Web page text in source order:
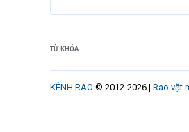
TỪ KHÓA
KÊNH RAO © 2012-2026 | Rao vặt